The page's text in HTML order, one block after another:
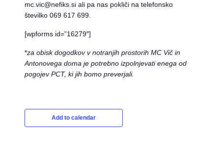
mc.vic@nefiks.si ali pa nas pokliči na telefonsko
številko 069 617 699.
[wpforms id=”16279″]
*za obisk dogodkov v notranjih prostorih MC Vič in
Antonovega doma je potrebno izpolnjevati enega od
pogojev PCT, ki jih bomo preverjali.
Add to calendar